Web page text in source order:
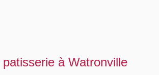
à Watronville